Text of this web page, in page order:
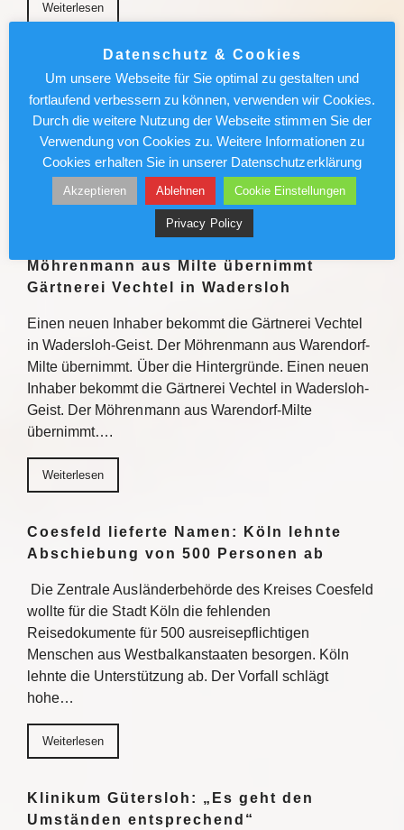
Weiterlesen
München News : Absolut sehenswert!
„Carmen“ im Deutschen Theater
Enrique Gasa Valga verbindet Bizet und Mérimée
überraschend und sinnlich zu temporeichem
Tanztheater Weiterlesen
Weiterlesen
Möhrenmann aus Milte übernimmt
Gärtnerei Vechtel in Wadersloh
Einen neuen Inhaber bekommt die Gärtnerei Vechtel
in Wadersloh-Geist. Der Möhrenmann aus Warendorf-
Milte übernimmt. Über die Hintergründe. Einen neuen
Inhaber bekommt die Gärtnerei Vechtel in Wadersloh-
Geist. Der Möhrenmann aus Warendorf-Milte
übernimmt….
Weiterlesen
Coesfeld lieferte Namen: Köln lehnte
Abschiebung von 500 Personen ab
Die Zentrale Ausländerbehörde des Kreises Coesfeld
wollte für die Stadt Köln die fehlenden
Reisedokumente für 500 ausreisepflichtigen
Menschen aus Westbalkanstaaten besorgen. Köln
lehnte die Unterstützung ab. Der Vorfall schlägt
hohe…
Weiterlesen
Klinikum Gütersloh: „Es geht den
Umständen entsprechend“
Datenschutz & Cookies
Um unsere Webseite für Sie optimal zu gestalten und
fortlaufend verbessern zu können, verwenden wir Cookies.
Durch die weitere Nutzung der Webseite stimmen Sie der
Verwendung von Cookies zu. Weitere Informationen zu
Cookies erhalten Sie in unserer Datenschutzerklärung
Akzeptieren Ablehnen Cookie Einstellungen
Privacy Policy